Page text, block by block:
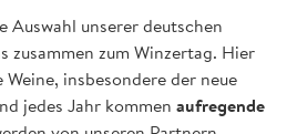
unserer deutschen
zusammen zum Winzertag. Hier
insbesondere der neue
jedes Jahr kommen aufregende